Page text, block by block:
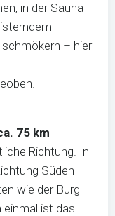
in der Sauna
– hier
75 km
Richtung. In
Süden –
wie der Burg
einmal ist das